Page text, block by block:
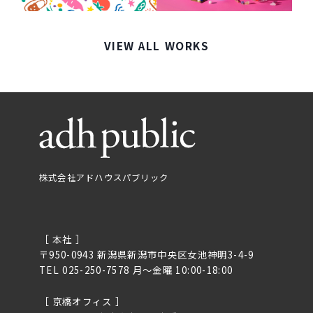
VIEW ALL WORKS
株式会社アドハウスパブリック
［ 本社 ］
〒950-0943 新潟県新潟市中央区女池神明3-4-9
TEL 025-250-7578 月〜金曜 10:00-18:00
［ 京橋オフィス ］